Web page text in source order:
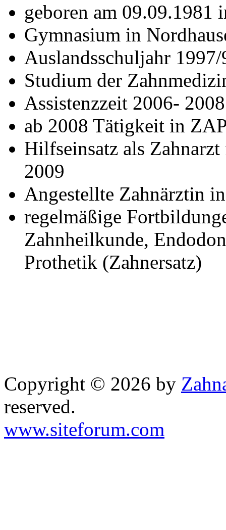
geboren am 09.09.1981
Gymnasium in
Auslandsschuljahr
Studium der
Assistenzzeit 2006-
ab 2008 Tätigkeit in
Hilfseinsatz als
2009
Angestellte Zahnärztin
regelmäßige
Zahnheilkunde,
Prothetik (Zahnersatz)
Copyright © 2026 by
reserved.
www.siteforum.com